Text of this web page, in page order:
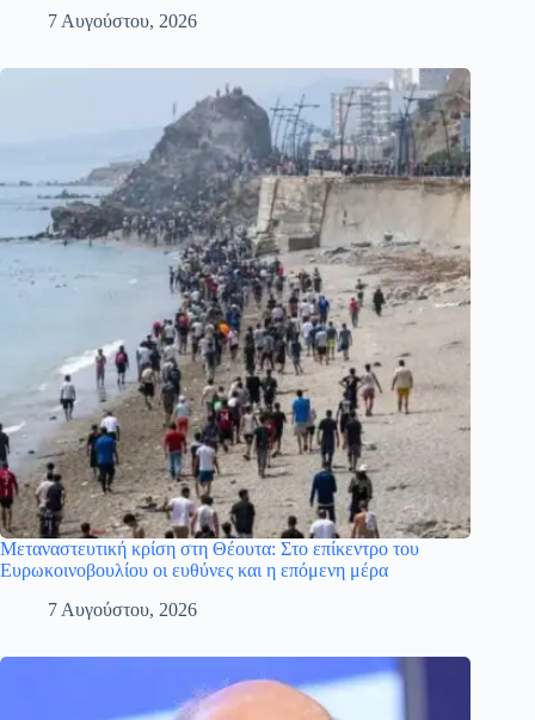
7 Αυγούστου, 2026
Μεταναστευτική κρίση στη Θέουτα: Στο επίκεντρο του
Ευρωκοινοβουλίου οι ευθύνες και η επόμενη μέρα
7 Αυγούστου, 2026